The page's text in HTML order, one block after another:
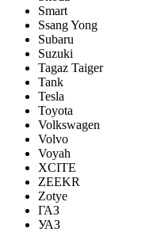
Smart
Ssang Yong
Subaru
Suzuki
Tagaz Taiger
Tank
Tesla
Toyota
Volkswagen
Volvo
Voyah
XCITE
ZEEKR
Zotye
ГАЗ
УАЗ